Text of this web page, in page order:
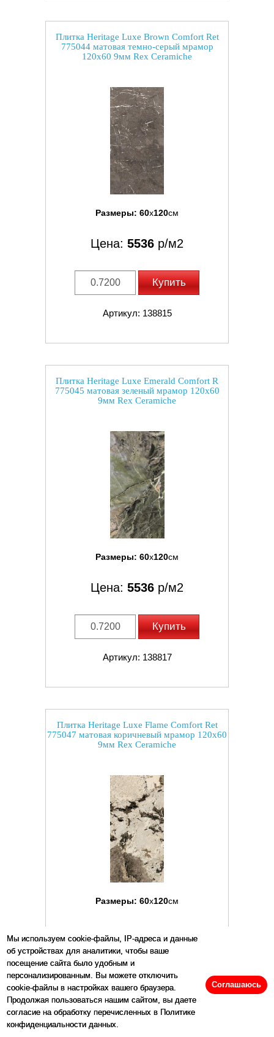
Мы используем cookie-файлы, IP-адреса и данные
об устройствах для аналитики, чтобы ваше
посещение сайта было удобным и
персонализированным. Вы можете отключить
cookie-файлы в настройках вашего браузера.
Продолжая пользоваться нашим сайтом, вы даете
согласие на обработку перечисленных в Политике
конфиденциальности данных.
Соглашаюсь
Плитка Heritage Luxe Brown Comfort Ret
775044 матовая темно-серый мрамор
120x60 9мм Rex Ceramiche
Размеры: 60x120см
Цена: 5536 р/м2
Купить
Артикул: 138815
Плитка Heritage Luxe Emerald Comfort R
775045 матовая зеленый мрамор 120x60
9мм Rex Ceramiche
Размеры: 60x120см
Цена: 5536 р/м2
Купить
Артикул: 138817
Плитка Heritage Luxe Flame Comfort Ret
775047 матовая коричневый мрамор 120x60
9мм Rex Ceramiche
Размеры: 60x120см
Артикул: 138816